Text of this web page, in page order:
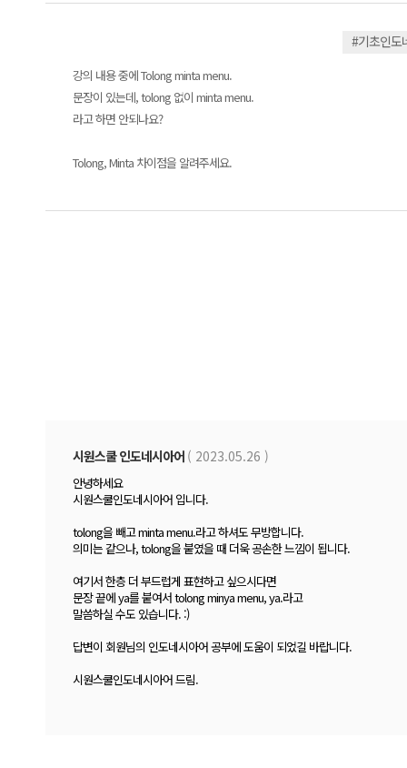
#기초인도
강의 내용 중에 Tolong minta menu.
문장이 있는데, tolong 없이 minta menu.
라고 하면 안되나요?
Tolong, Minta 차이점을 알려주세요.
시원스쿨 인도네시아어 ( 2023.05.26 )
안녕하세요
시원스쿨인도네시아어 입니다.
tolong을 빼고 minta menu.라고 하셔도 무방합니다.
의미는 같으나, tolong을 붙였을 때 더욱 공손한 느낌이 됩니다.
여기서 한층 더 부드럽게 표현하고 싶으시다면
문장 끝에 ya를 붙여서 tolong minya menu, ya.라고
말씀하실 수도 있습니다. :)
답변이 회원님의 인도네시아어 공부에 도움이 되었길 바랍니다.
시원스쿨인도네시아어 드림.